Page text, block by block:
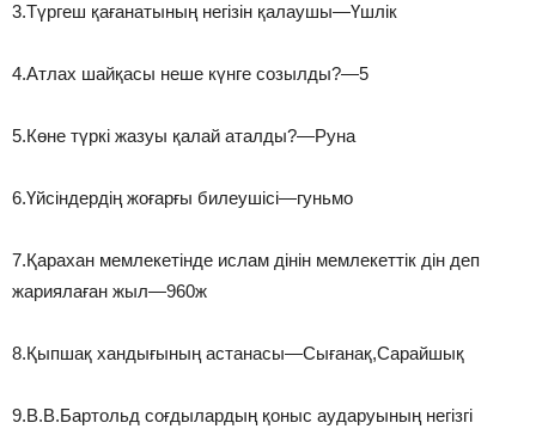
3.Түргеш қағанатының негізін қалаушы—Үшлік
4.Атлах шайқасы неше күнге созылды?—5
5.Көне түркі жазуы қалай аталды?—Руна
6.Үйсіндердің жоғарғы билеушісі—гуньмо
7.Қарахан мемлекетінде ислам дінін мемлекеттік дін деп
жариялаған жыл—960ж
8.Қыпшақ хандығының астанасы—Сығанақ,Сарайшық
9.В.В.Бартольд соғдылардың қоныс аударуының негізгі